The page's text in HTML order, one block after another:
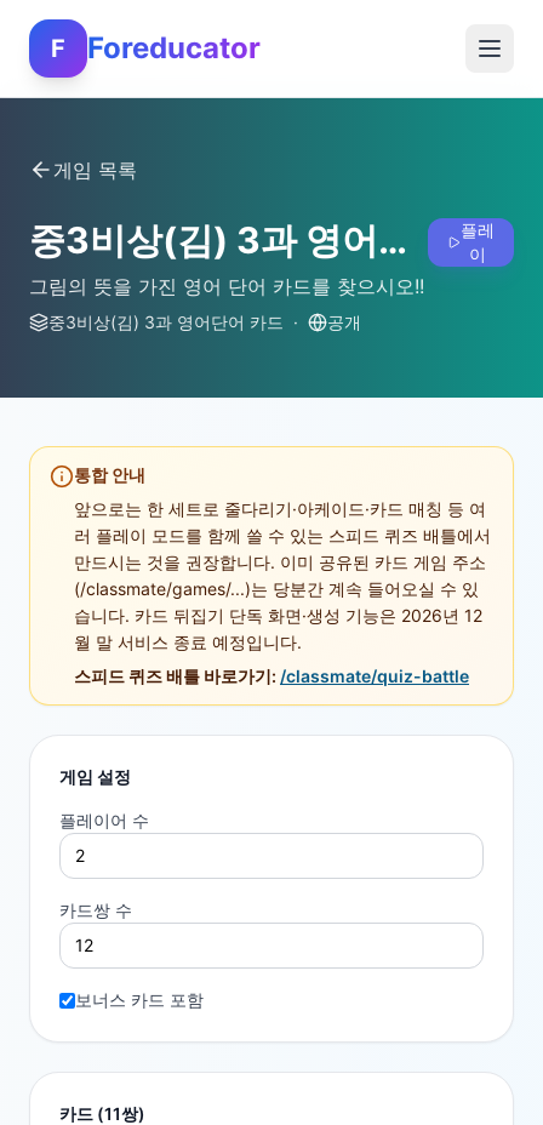
F Foreducator
게임 목록
중3비상(김) 3과 영어단어 카드
그림의 뜻을 가진 영어 단어 카드를 찾으시오!!
중3비상(김) 3과 영어단어 카드 · 공개
플레
이
통합 안내
앞으로는 한 세트로 줄다리기·아케이드·카드 매칭 등 여
러 플레이 모드를 함께 쓸 수 있는 스피드 퀴즈 배틀에서
만드시는 것을 권장합니다. 이미 공유된 카드 게임 주소
(/classmate/games/...)는 당분간 계속 들어오실 수 있
습니다. 카드 뒤집기 단독 화면·생성 기능은 2026년 12
월 말 서비스 종료 예정입니다.
스피드 퀴즈 배틀 바로가기: /classmate/quiz-battle
게임 설정
플레이어 수
카드쌍 수
보너스 카드 포함
카드 (11쌍)